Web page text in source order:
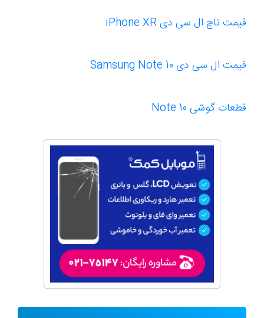
قیمت تاچ ال سی دی iPhone XR
قیمت ال سی دی Samsung Note 10
قطعات گوشی Note 10